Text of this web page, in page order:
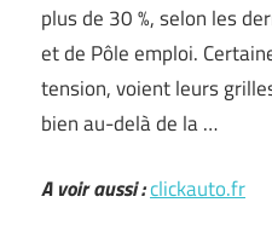
plus de 30 %, selon les
et de Pôle emploi.
tension, voient leurs
bien au-delà de la …
A voir aussi :clickauto.fr